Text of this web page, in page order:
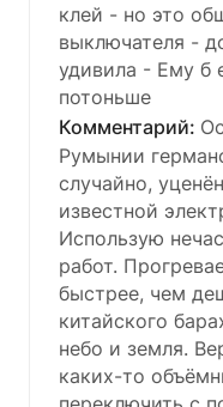
клей - но это
выключателя -
удивила - Ему б
потоньше
Румынии
случайно,
известной
Использую
работ.
быстрее, чем
китайского
небо и земля.
каких-то